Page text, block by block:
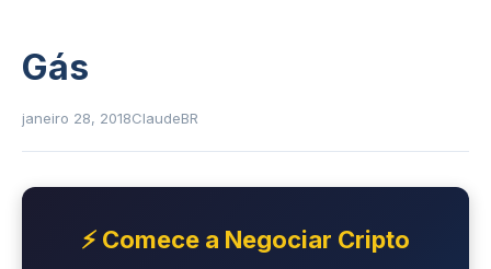
Gás
janeiro 28, 2018ClaudeBR
⚡ Comece a Negociar Cripto